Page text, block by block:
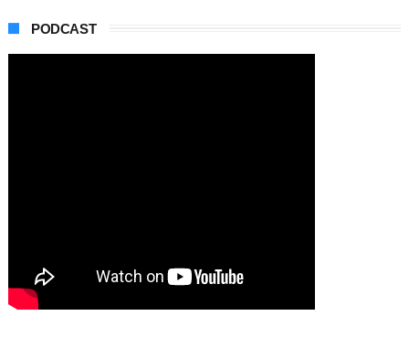
PODCAST